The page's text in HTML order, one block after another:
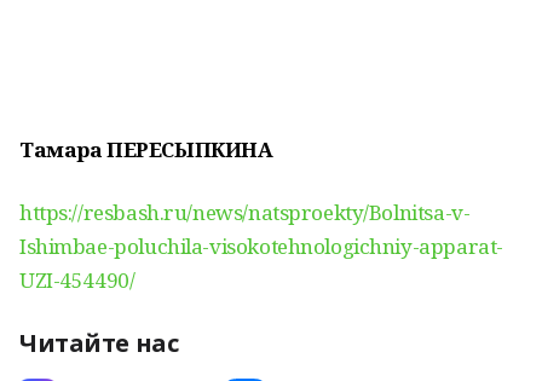
Тамара ПЕРЕСЫПКИНА
https://resbash.ru/news/natsproekty/Bolnitsa-v-
Ishimbae-poluchila-visokotehnologichniy-apparat-
UZI-454490/
Читайте нас